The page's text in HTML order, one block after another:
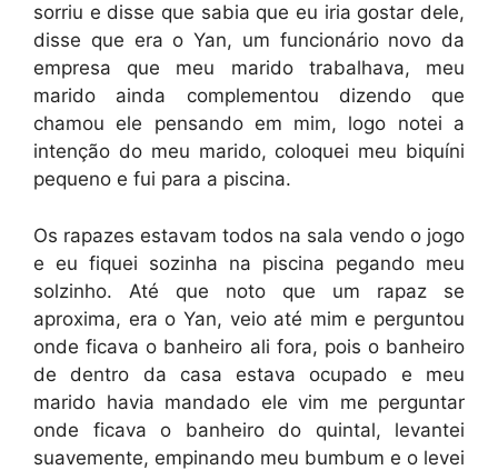
sorriu e disse que sabia que eu iria gostar dele,
disse que era o Yan, um funcionário novo da
empresa que meu marido trabalhava, meu
marido ainda complementou dizendo que
chamou ele pensando em mim, logo notei a
intenção do meu marido, coloquei meu biquíni
pequeno e fui para a piscina.
Os rapazes estavam todos na sala vendo o jogo
e eu fiquei sozinha na piscina pegando meu
solzinho. Até que noto que um rapaz se
aproxima, era o Yan, veio até mim e perguntou
onde ficava o banheiro ali fora, pois o banheiro
de dentro da casa estava ocupado e meu
marido havia mandado ele vim me perguntar
onde ficava o banheiro do quintal, levantei
suavemente, empinando meu bumbum e o levei